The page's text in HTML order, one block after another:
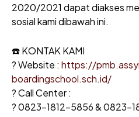
2020/2021 dapat diakses
sosial kami dibawah ini.
☎️ KONTAK KAMI
? Website : https://
boardingschool.sch.id/
? Call Center :
? 0823-1812-5856 & 0823-